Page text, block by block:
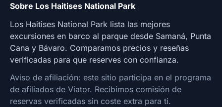
Sobre Los Haitises National Park
Los Haitises National Park lista las mejores
excursiones en barco al parque desde Samaná, Punta
Cana y Bávaro. Comparamos precios y reseñas
verificadas para que reserves con confianza.
Aviso de afiliación: este sitio participa en el programa
de afiliados de Viator. Recibimos comisión de
reservas verificadas sin coste extra para ti.